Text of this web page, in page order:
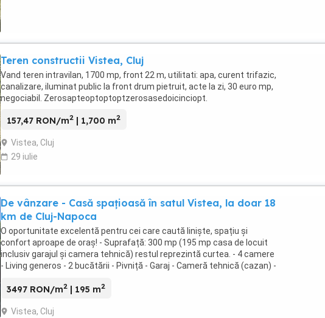
Teren constructii Vistea, Cluj
Vand teren intravilan, 1700 mp, front 22 m, utilitati: apa, curent trifazic,
canalizare, iluminat public la front drum pietruit, acte la zi, 30 euro mp,
negociabil. Zerosapteoptoptoptzerosasedoicinciopt.
157,47 RON/m2 | 1,700 m2
Vistea, Cluj
29 iulie
De vânzare - Casă spațioasă în satul Vistea, la doar 18
km de Cluj-Napoca
O oportunitate excelentă pentru cei care caută liniște, spațiu și
confort aproape de oraș! - Suprafață: 300 mp (195 mp casa de locuit
inclusiv garajul și camera tehnică) restul reprezintă curtea. - 4 camere
- Living generos - 2 bucătării - Pivniță - Garaj - Cameră tehnică (cazan) -
3497 RON/m2 | 195 m2
Vistea, Cluj